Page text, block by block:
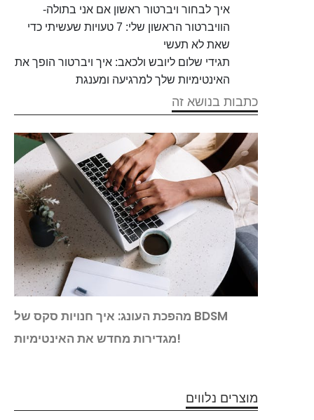
איך לבחור ויברטור ראשון אם אני בתולה-
הוויברטור הראשון שלי: 7 טעויות שעשיתי כדי
שאת לא תעשי
תגידי שלום ליובש ולכאב: איך ויברטור הופך את
האינטימיות שלך למרגיעה ומענגת
כתבות בנושא זה
מהפכת העונג: איך חנויות סקס של BDSM
מגדירות מחדש את האינטימיות!
מוצרים נלווים